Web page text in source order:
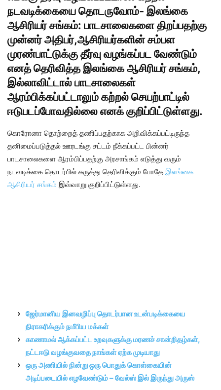
நடவடிக்கையை தொடருவோம்- இலங்கை
ஆசிரியர் சங்கம்: பாடசாலைகளை திறப்பதற்கு
முன்னர் அதிபர்,ஆசிரியர்களின் சம்பள
முரண்பாட்டுக்கு தீர்வு வழங்கப்பட வேண்டும்
எனத் தெரிவித்த இலங்கை ஆசிரியர் சங்கம்,
இல்லாவிட்டால் பாடசாலைகள்
ஆரம்பிக்கப்பட்டாலும் கற்றல் செயற்பாட்டில்
ஈடுபடப்போவதில்லை எனக் குறிப்பிட்டுள்ளது.
கொரோனா தொற்றைத் தணிப்பதற்காக அறிவிக்கப்பட்டிருந்த
தனிமைப்படுத்தல் ஊரடங்கு சட்டம் நீக்கப்பட்ட பின்னர்
பாடசாலைகளை ஆரம்பிப்பதற்கு அரசாங்கம் எடுத்து வரும்
நடவடிக்கை தொடர்பில் கருத்து தெரிவிக்கும் போதே இலங்கை
ஆசிரியர் சங்கம் இவ்வாறு குறிப்பிட்டுள்ளது.
ஜேர்மானிய இனவழிப்பு தொடர்பான உடன்படிக்கையை
நிராகரிக்கும் நமீபிய மக்கள்
காணாமல் ஆக்கப்பட்ட உறவுகளுக்கு மரணச் சான்றிதழ்கள்,
நட்டஈடு வழங்குவதை நாங்கள் ஏற்க முடியாது
ஒரு அணியில் நின்று ஒரு பொதுக் கொள்கையின்
அடிப்படையில் எழவேண்டும் – வேல்ஸ் இல் இருந்து அருஸ்